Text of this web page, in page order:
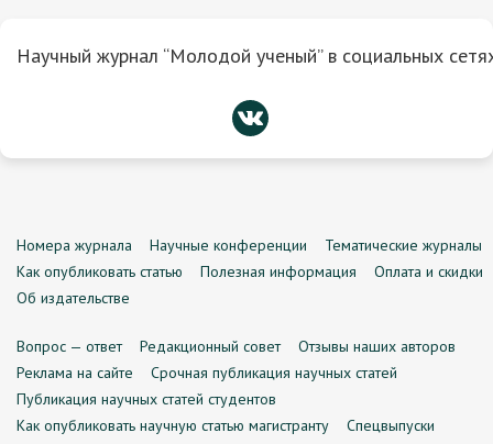
Научный журнал “Молодой ученый” в социальных
Номера журнала Научные конференции
Тематические журналы
Как опубликовать статью
Полезная информация
Оплата и скидки
Об издательстве
Вопрос — ответ Редакционный совет
Отзывы наших авторов
Реклама на сайте
Срочная публикация научных статей
Публикация научных статей студентов
Как опубликовать научную статью магистранту
Спецвыпуски